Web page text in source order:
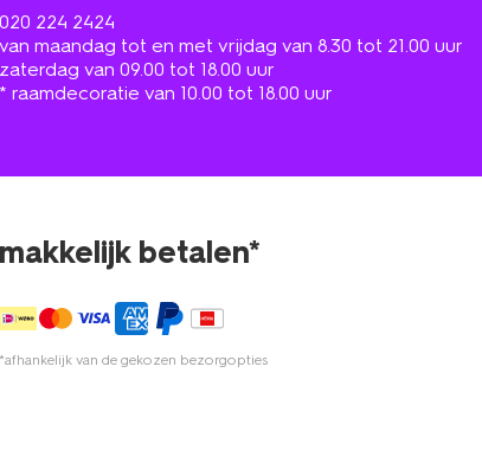
020 224 2424
van maandag tot en met vrijdag van 8.30 tot 21.00 uur
zaterdag van 09.00 tot 18.00 uur
* raamdecoratie van 10.00 tot 18.00 uur
makkelijk betalen*
*afhankelijk van de gekozen bezorgopties